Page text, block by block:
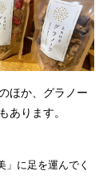
ほか、グラノー
あります。
」に足を運んでく